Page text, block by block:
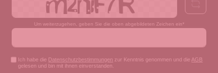
Um weiterzugehen, geben Sie die oben abgebildeten Zeichen ein*
Ich habe die Datenschutzbestimmungen zur Kenntnis genommen und die AGB
gelesen und bin mit ihnen einverstanden.